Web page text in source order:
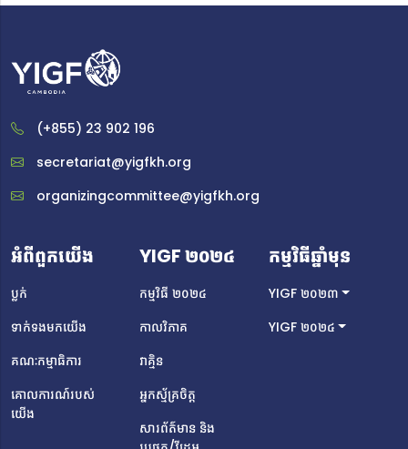
កិច្ចអ៊ីនធឺណិត និងដោះស្រាយបញ្ហាសំខាន់ៗជុំវិញអ៊ីនធឺណិតតាមរយៈ
គណៈកម្មការរៀបចំថ្មីនឹងចូលរួមជាផ្នែកមួយដ៏សំខាន់សម្រាប់ YIGF
Cambodia ឆ្នាំ២០២៤ ដែលនឹងធ្វើឡើងនាពេលខាងមុខ។ ក្នុង
អត្ថបទនេះ ពួកគេនឹងចែករំលែកដំណើរនៃការចូលរួមក្នុងសហគមន៍
YIGF Cambodia ពិភាក្សាអំពីបញ្ហាអ៊ីនធឺណិតដែលពួកគេចាប់
អារម្មណ៍ និងស្វែងរកវិធីដោះស្រាយបញ្ហាទាំងនោះនៅក្នុង
ប្រទេសកម្ពុជា ព្រមទាំងបង្ហាញអំពីបេសកកម្ម គោលដៅ និង
ពិសេសក្រុមយុវជន។គណៈកម្មាធិការអភិវឌ្ឍន៍គេហទំព័រ ចាន់ ទី អាយុ
ពីបណ្ឌិតសភាបច្ចេកវិទ្យាឌីជីថលកម្ពុជា (CADT) ហើយបានបញ្ចប់
សញ្ញាបត្រផ្នែកវិស្វកម្មសូហ្វវែរនៅសាកលវិទ្យាល័យអាមេរិកាំងភ្នំពេញ
(AUPP)។ទី បានស្គាល់ពីវេទិកា YIGF Cambodia ជាលើកដំបូង
បង្អស់នៅក្នុងឆ្នាំ ២០២៣ តាមរយៈសាលារបស់លោក ដែលភ្លាមៗ
នោះ លោកក៏មានចំណាប់អារម្មណ៍ ដោយសារកម្មវិធី
នេះផ្តោតលើបច្ចេកវិទ្យា និងការគាំទ្រលើប្រធានបទអ៊ីនធឺណិត។ ជា
រូបនេះបានសម្រេចចិត្តដាក់ពាក្យធ្វើជាសមាជិកគណៈកម្មាធិការ
អភិវឌ្ឍន៍គេហទំព័រសម្រាប់វេទិកា YIGF​ Cambodia។ បេសកកម្ម
(+855) 23 902 196
secretariat@yigfkh.org
organizingcommittee@yigfkh.org
អំពីពួកយើង
ប្លក់
ទាក់ទងមកយើង
គណៈកម្មាធិការ
គោលការណ៍របស់
យើង
YIGF ២០២៤
កម្មវិធី ២០២៤
កាលវិភាគ
វាគ្មិន
អ្នកស្ម័គ្រចិត្ត
សារព័ត៌មាន និង
កម្មវិធីឆ្នាំមុន
YIGF ២០២៣
YIGF ២០២៤